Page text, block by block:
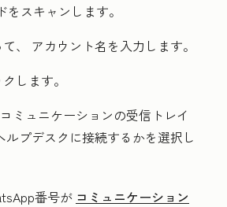
スキャンします。
、 アカウント名を入力します。
します。
コミュニケーションの受信トレイ
ルプデスク に接続するかを選択し
番号が コミュニケーション